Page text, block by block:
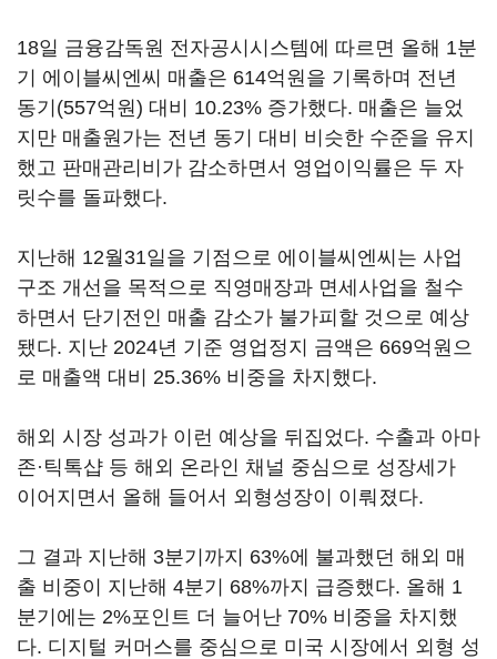
18일 금융감독원 전자공시시스템에 따르면 올해 1분
기 에이블씨엔씨 매출은 614억원을 기록하며 전년
동기(557억원) 대비 10.23% 증가했다. 매출은 늘었
지만 매출원가는 전년 동기 대비 비슷한 수준을 유지
했고 판매관리비가 감소하면서 영업이익률은 두 자
릿수를 돌파했다.
지난해 12월31일을 기점으로 에이블씨엔씨는 사업
구조 개선을 목적으로 직영매장과 면세사업을 철수
하면서 단기전인 매출 감소가 불가피할 것으로 예상
됐다. 지난 2024년 기준 영업정지 금액은 669억원으
로 매출액 대비 25.36% 비중을 차지했다.
해외 시장 성과가 이런 예상을 뒤집었다. 수출과 아마
존·틱톡샵 등 해외 온라인 채널 중심으로 성장세가
이어지면서 올해 들어서 외형성장이 이뤄졌다.
그 결과 지난해 3분기까지 63%에 불과했던 해외 매
출 비중이 지난해 4분기 68%까지 급증했다. 올해 1
분기에는 2%포인트 더 늘어난 70% 비중을 차지했
다. 디지털 커머스를 중심으로 미국 시장에서 외형 성